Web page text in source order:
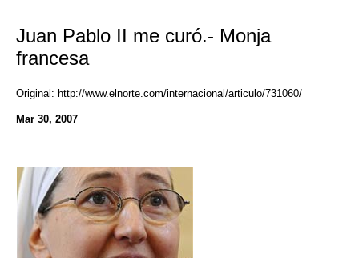
Juan Pablo II me curó.- Monja
francesa
Original: http://www.elnorte.com/internacional/articulo/731060/
Mar 30, 2007